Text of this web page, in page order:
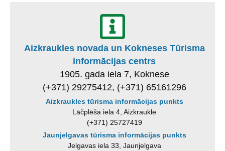
Aizkraukles novada un Kokneses Tūrisma
informācijas centrs
1905. gada iela 7, Koknese
(+371) 29275412, (+371) 65161296
Aizkraukles tūrisma informācijas punkts
Lāčplēša iela 4, Aizkraukle
(+371) 25727419
Jaunjelgavas tūrisma informācijas punkts
Jelgavas iela 33, Jaunjelgava